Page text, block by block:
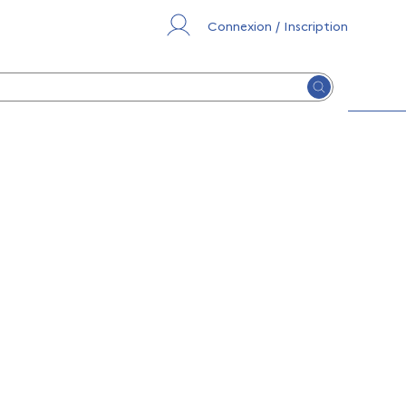
Connexion / Inscription
Lancer la